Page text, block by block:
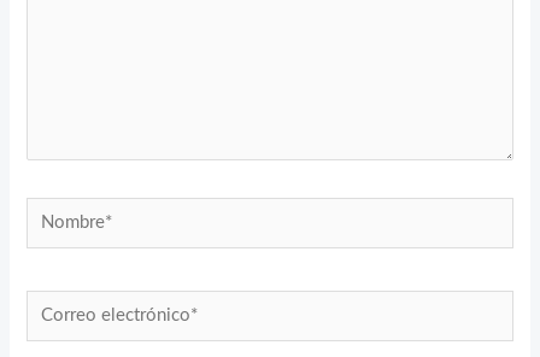
Nombre*
Correo
electrónico*